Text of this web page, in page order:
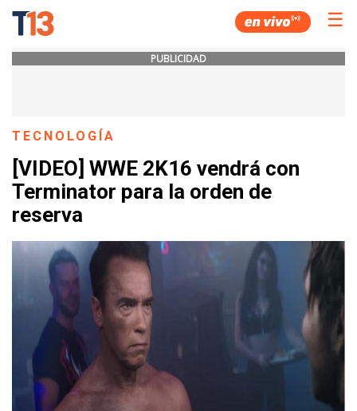
☰
PUBLICIDAD
TECNOLOGÍA
[VIDEO] WWE 2K16 vendrá con
Terminator para la orden de
reserva